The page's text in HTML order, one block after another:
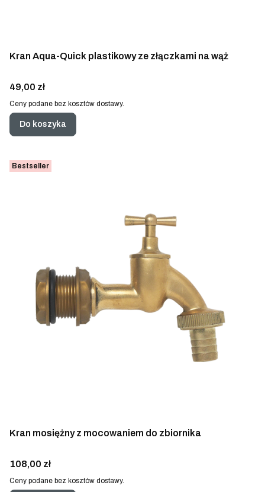
Kran Aqua-Quick plastikowy ze złączkami na wąż
Cena
49,00 zł
Ceny podane bez kosztów dostawy.
Do koszyka
Bestseller
Kran mosiężny z mocowaniem do zbiornika
Cena
108,00 zł
Ceny podane bez kosztów dostawy.